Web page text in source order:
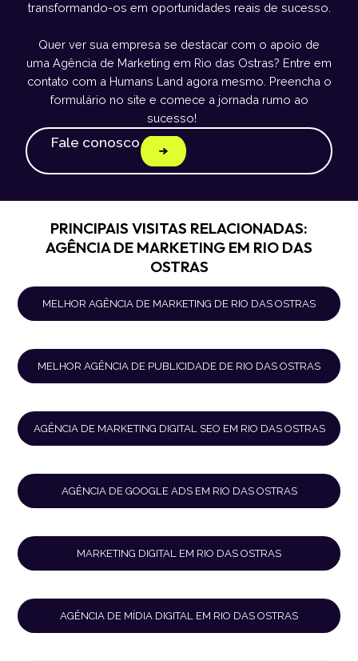
transformando-os em oportunidades reais de sucesso.
Quer ver sua empresa se destacar com o apoio de
uma Agência de Marketing em Rio das Ostras? Entre em
contato com a Humans Land agora mesmo. Preencha o
formulário no site e comece a jornada rumo ao
sucesso!
Fale conosco
PRINCIPAIS VISITAS RELACIONADAS:
AGÊNCIA DE MARKETING EM RIO DAS
OSTRAS
MELHOR AGÊNCIA DE MARKETING DE RIO DAS OSTRAS
MELHOR AGÊNCIA DE PUBLICIDADE DE RIO DAS OSTRAS
AGÊNCIA DE MARKETING DIGITAL SEO EM RIO DAS OSTRAS
AGÊNCIA DE GOOGLE ADS EM RIO DAS OSTRAS
MARKETING DIGITAL EM RIO DAS OSTRAS
AGÊNCIA DE MÍDIA DIGITAL EM RIO DAS OSTRAS